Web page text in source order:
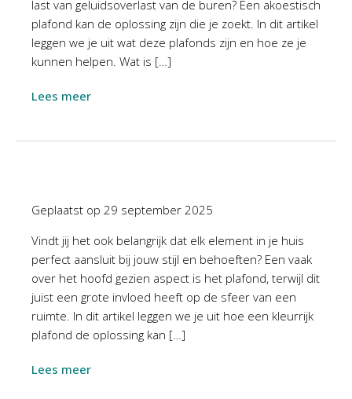
last van geluidsoverlast van de buren? Een akoestisch
plafond kan de oplossing zijn die je zoekt. In dit artikel
leggen we je uit wat deze plafonds zijn en hoe ze je
kunnen helpen. Wat is […]
Lees meer
Geplaatst op 29 september 2025
Vindt jij het ook belangrijk dat elk element in je huis
perfect aansluit bij jouw stijl en behoeften? Een vaak
over het hoofd gezien aspect is het plafond, terwijl dit
juist een grote invloed heeft op de sfeer van een
ruimte. In dit artikel leggen we je uit hoe een kleurrijk
plafond de oplossing kan […]
Lees meer